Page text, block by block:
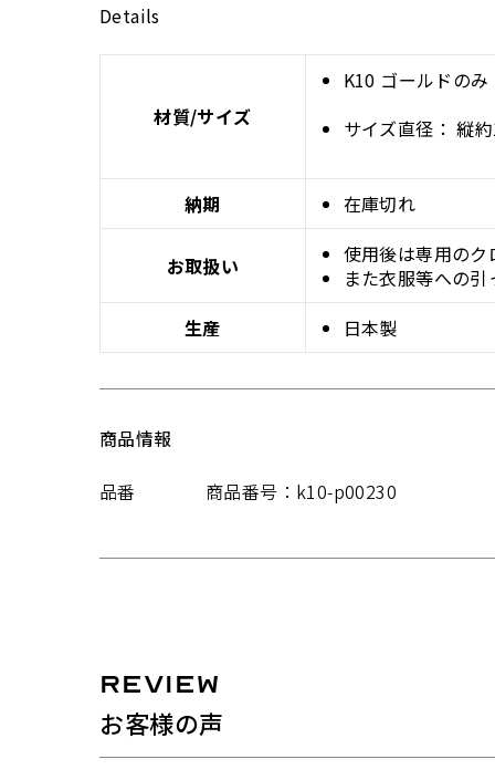
Details
材質/サイズ
K10 ゴールドのみ
サイズ直径： 縦
納期 在庫切れ
お取扱い
使用後は専用の
また衣服等への
生産
日本製
商品情報
品番
商品番号：k10-p00230
REVIEW
お客様の声